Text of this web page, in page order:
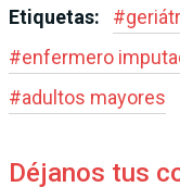
Etiquetas: #
#enfermero
#adultos mayores
Déjanos tus